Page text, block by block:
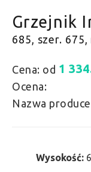
Grzejnik
685, szer. 675,
Cena: od 1
Ocena:
Nazwa
Wysokość: